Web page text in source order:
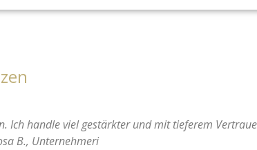
Ich handle viel gestärkter und mit tieferem
B., Unternehmeri